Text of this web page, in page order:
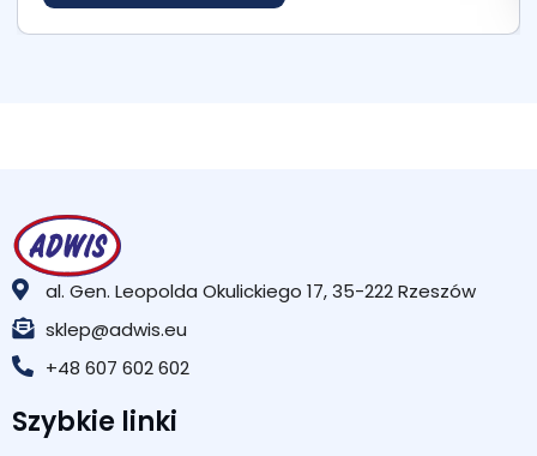
al. Gen. Leopolda Okulickiego 17, 35-222 Rzeszów
sklep@adwis.eu
+48 607 602 602
Szybkie linki